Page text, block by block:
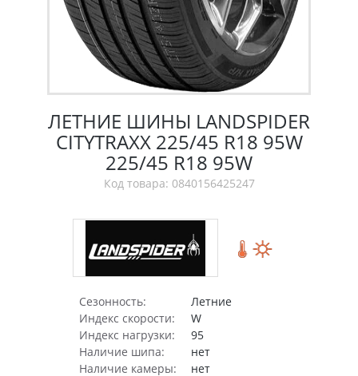
ЛЕТНИЕ ШИНЫ LANDSPIDER
CITYTRAXX 225/45 R18 95W
225/45 R18 95W
Код товара: 0840156425247
Сезонность:
Летние
Индекс скорости:
W
Индекс нагрузки:
95
Наличие шипа:
нет
Наличие камеры:
нет